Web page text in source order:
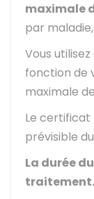
maximale
par
Vous
fonction de
maximale de
Le certificat
prévisible
La durée
traitement.